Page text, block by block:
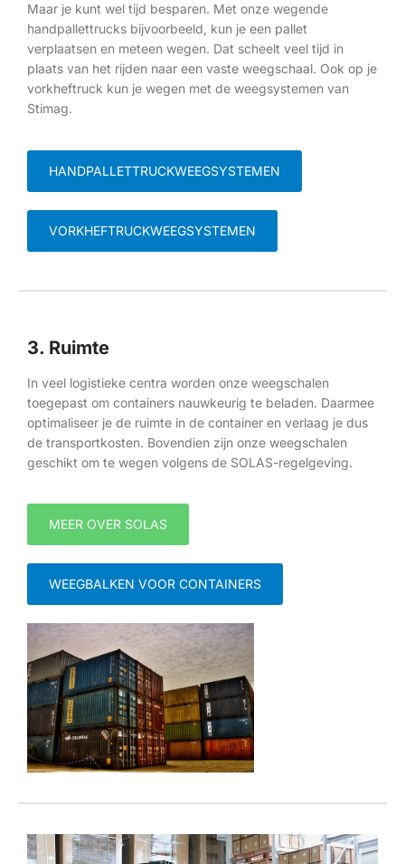
Maar je kunt wel tijd besparen. Met onze wegende
handpallettrucks bijvoorbeeld, kun je een pallet
verplaatsen en meteen wegen. Dat scheelt veel tijd in
plaats van het rijden naar een vaste weegschaal. Ook op je
vorkheftruck kun je wegen met de weegsystemen van
Stimag.
HANDPALLETTRUCKWEEGSYSTEMEN
VORKHEFTRUCKWEEGSYSTEMEN
3. Ruimte
In veel logistieke centra worden onze weegschalen
toegepast om containers nauwkeurig te beladen. Daarmee
optimaliseer je de ruimte in de container en verlaag je dus
de transportkosten. Bovendien zijn onze weegschalen
geschikt om te wegen volgens de SOLAS-regelgeving.
MEER OVER SOLAS
WEEGBALKEN VOOR CONTAINERS